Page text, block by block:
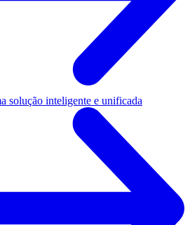
solução inteligente e unificada